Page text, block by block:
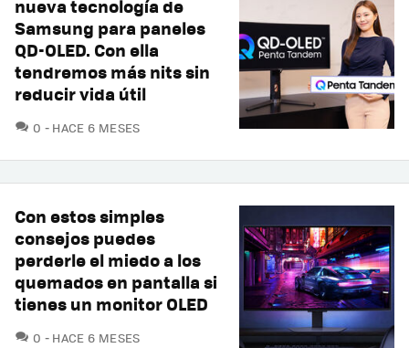
nueva tecnología de
Samsung para paneles
QD-OLED. Con ella
tendremos más nits sin
reducir vida útil
0 COMENTARIOS
HACE 6 MESES
Con estos simples
consejos puedes
perderle el miedo a los
quemados en pantalla si
tienes un monitor OLED
0 COMENTARIOS
HACE 6 MESES